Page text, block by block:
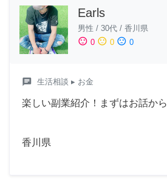
Earls
男性 / 30代 / 香川県
sentiment_satisfied 0 sentiment_neutral 0 sentiment_dissatisfied 0
chat 生活相談 ▸ お金
楽しい副業紹介！まずはお話から
香川県